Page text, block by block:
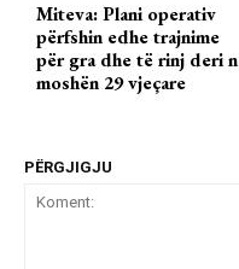
Miteva: Plani operativ
përfshin edhe trajnime
për gra dhe të rinj deri
moshën 29 vjeçare
PËRGJIGJU